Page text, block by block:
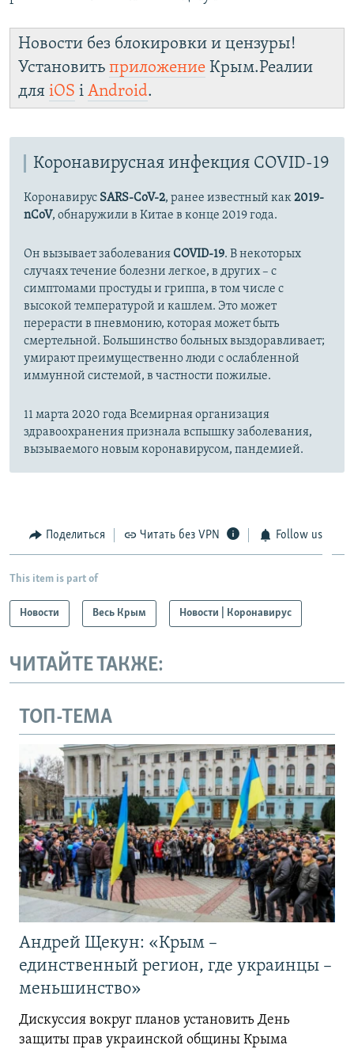
Новости без блокировки и цензуры!
Установить приложение Крым.Реалии
для iOS і Android.
Коронавирусная инфекция COVID-19
Коронавирус SARS-CoV-2, ранее известный как2019-
nCoV, обнаружили в Китае в конце 2019 года.
Он вызывает заболеванияCOVID-19. В некоторых
случаях течение болезни легкое, в других – с
симптомами простуды и гриппа, в том числе с
высокой температурой и кашлем. Это может
перерасти в пневмонию, которая может быть
смертельной. Большинство больных выздоравливает;
умирают преимущественно люди с ослабленной
иммунной системой, в частности пожилые.
11 марта 2020 года Всемирная организация
здравоохранения признала вспышку заболевания,
вызываемого новым коронавирусом, пандемией.
Поделиться Читать без VPN Follow us
This item is part of
Новости Весь Крым Новости | Коронавирус
ЧИТАЙТЕ ТАКЖЕ:
ТОП-ТЕМА
Андрей Щекун: «Крым –
единственный регион, где украинцы –
меньшинство»
Дискуссия вокруг планов установить День
защиты прав украинской общины Крыма